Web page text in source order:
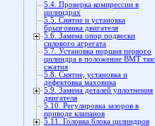
5.4. Проверка компрессии в
цилиндрах
5.5. Снятие и установка
брызговика двигателя
5.6. Замена опор подвески
силового агрегата
5.7. Установка поршня первого
цилиндра в положение ВМТ
сжатия
5.8. Снятие, установка и
дефектовка маховика
5.9. Замена деталей уплотнения
двигателя
5.10. Регулировка зазоров в
приводе клапанов
5.11. Головка блока цилиндров